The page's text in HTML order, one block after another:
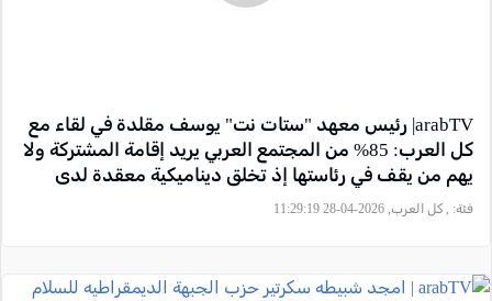
arabTV| رئيس معهد "ستات نت" يوسف مقلدة في لقاء مع
كل العرب: 85% من المجتمع العربي يريد إقامة المشتركة ولا
يهم من يقف في رئاستها إذ تخلق ديناميكية معقدة لدى
المجتمع اليهودي وتعزز بـ 100 الف صوت معسكر نتنياهو
فئة: , كل العرب, 2026-04-28 11:29:19